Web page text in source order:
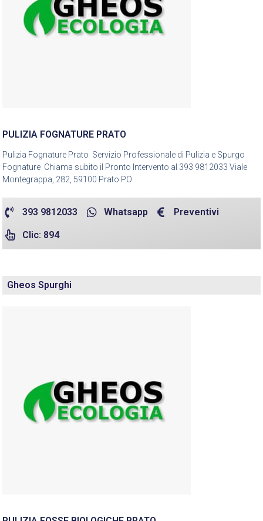
PULIZIA FOGNATURE PRATO
Pulizia Fognature Prato Servizio Professionale di Pulizia e Spurgo
Fognature Chiama subito il Pronto Intervento al 393 9812033 Viale
Montegrappa, 282, 59100 Prato PO
393 9812033 Whatsapp Preventivi
Clic: 894
Gheos Spurghi